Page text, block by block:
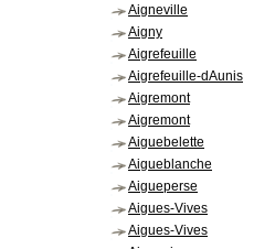
Aigneville
Aigny
Aigrefeuille
Aigrefeuille-dAunis
Aigremont
Aigremont
Aiguebelette
Aigueblanche
Aigueperse
Aigues-Vives
Aigues-Vives